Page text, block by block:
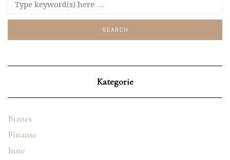
Kategorie
Biznes
Finanse
Inne